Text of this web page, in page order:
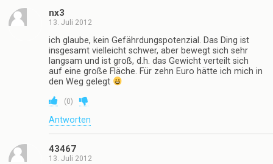
nx3
13. Juli 2012
ich glaube, kein Gefährdungspotenzial. Das Ding ist
insgesamt vielleicht schwer, aber bewegt sich sehr
langsam und ist groß, d.h. das Gewicht verteilt sich
auf eine große Fläche. Für zehn Euro hätte ich mich in
den Weg gelegt
(0)
Antworten
43467
13. Juli 2012